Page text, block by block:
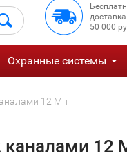
50 000
Охранные системы
12 Мп
каналами 12